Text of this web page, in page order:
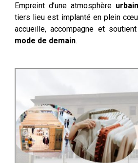
Empreint d’une atmosphère
tiers lieu est implanté en plein
accueille, accompagne et
mode de demain.